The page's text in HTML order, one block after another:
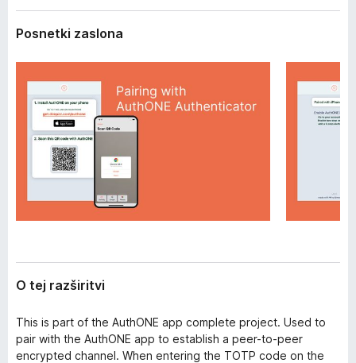
k
e
f
iPosnetki zaslona
O tej razširitvi
This is part of the AuthONE app complete project. Used to
pair with the AuthONE app to establish a peer-to-peer
encrypted channel. When entering the TOTP code on the